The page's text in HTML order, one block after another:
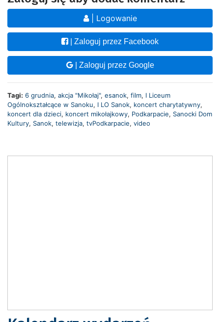
| Logowanie
| Zaloguj przez Facebook
| Zaloguj przez Google
Tagi: 6 grudnia, akcja "Mikołaj", esanok, film, I Liceum
Ogólnokształcące w Sanoku, I LO Sanok, koncert charytatywny,
koncert dla dzieci, koncert mikołajkowy, Podkarpacie, Sanocki Dom
Kultury, Sanok, telewizja, tvPodkarpacie, video